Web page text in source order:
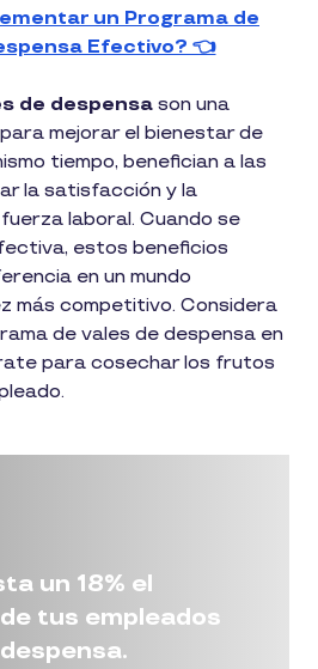
un Programa de
Efectivo? 👈
de despensa son una
mejorar el bienestar de
tiempo, benefician a las
la satisfacción y la
laboral. Cuando se
estos beneficios
en un mundo
más competitivo. Considera
de vales de despensa en
para cosechar los frutos
un 18% el
tus empleados